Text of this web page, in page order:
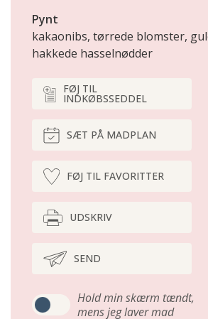
Pynt
kakaonibs, tørrede blomster,
hakkede hasselnødder
FØJ TIL
INDKØBSSEDDEL
SÆT PÅ MADPLAN
FØJ TIL FAVORITTER
UDSKRIV
SEND
Hold min skærm tændt,
mens jeg laver mad